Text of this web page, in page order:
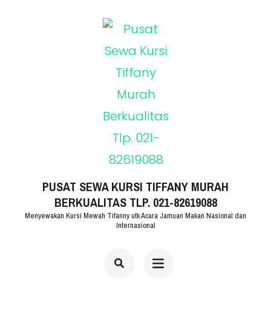
PUSAT SEWA KURSI TIFFANY MURAH
BERKUALITAS TLP. 021-82619088
Menyewakan Kursi Mewah Tifanny utk Acara Jamuan Makan Nasional dan
Internasional